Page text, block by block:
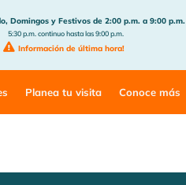
Domingos y Festivos de 2:00 p.m. a 9:00 p.m.
5:30 p.m. continuo hasta las 9:00 p.m.
Información de última hora!
Planea tu visita Conoce más